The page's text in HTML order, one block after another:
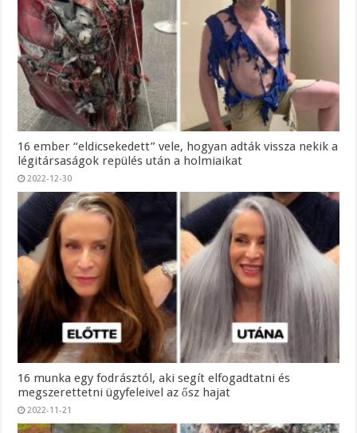
16 ember “eldicsekedett” vele, hogyan adták vissza nekik a
légitársaságok repülés után a holmiaikat
2022-12-30
16 munka egy fodrásztól, aki segít elfogadtatni és
megszerettetni ügyfeleivel az ősz hajat
2022-11-21